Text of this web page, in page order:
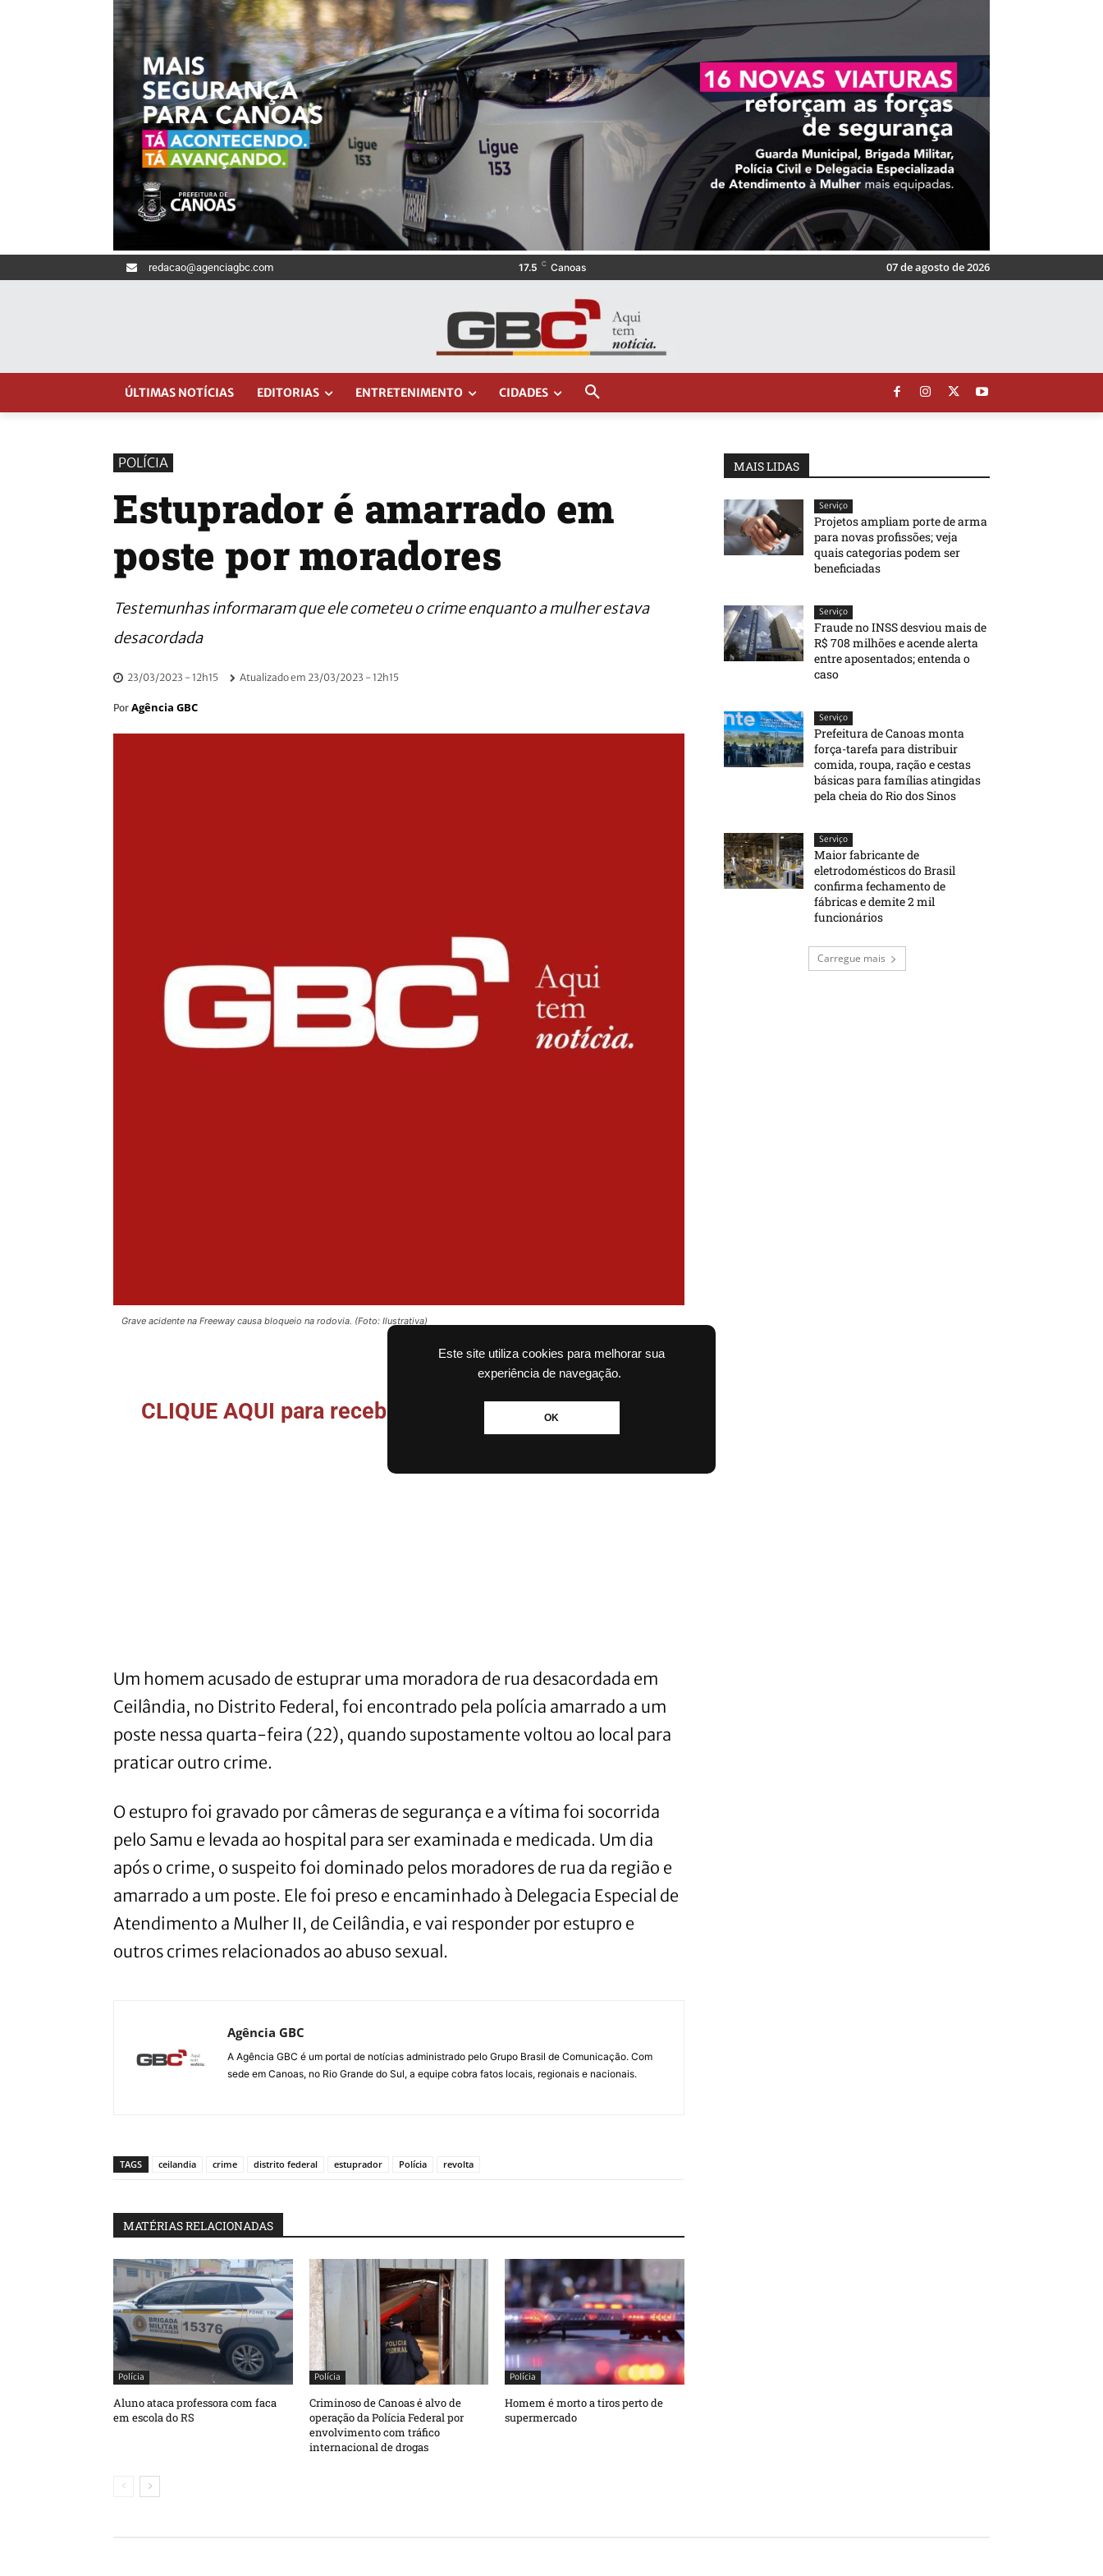
Este site utiliza cookies para melhorar sua
experiência de navegação.
OK
redacao@agenciagbc.com 17.5 C Canoas 07 de agosto de 2026
ÚLTIMAS NOTÍCIAS EDITORIAS ENTRETENIMENTO CIDADES
POLÍCIA
Estuprador é amarrado em
poste por moradores
Testemunhas informaram que ele cometeu o crime enquanto a mulher estava
desacordada
23/03/2023 - 12h15 Atualizado em 23/03/2023 - 12h15
Por Agência GBC
Grave acidente na Freeway causa bloqueio na rodovia. (Foto: Ilustrativa)
CLIQUE AQUI para receber as notícias no WhatsApp
Um homem acusado de estuprar uma moradora de rua desacordada em
Ceilândia, no Distrito Federal, foi encontrado pela polícia amarrado a um
poste nessa quarta-feira (22), quando supostamente voltou ao local para
praticar outro crime.
O estupro foi gravado por câmeras de segurança e a vítima foi socorrida
pelo Samu e levada ao hospital para ser examinada e medicada. Um dia
após o crime, o suspeito foi dominado pelos moradores de rua da região e
amarrado a um poste. Ele foi preso e encaminhado à Delegacia Especial de
Atendimento a Mulher II, de Ceilândia, e vai responder por estupro e
outros crimes relacionados ao abuso sexual.
Agência GBC
A Agência GBC é um portal de notícias administrado pelo Grupo Brasil de Comunicação. Com
sede em Canoas, no Rio Grande do Sul, a equipe cobra fatos locais, regionais e nacionais.
TAGS ceilandia crime distrito federal estuprador Polícia revolta
MATÉRIAS RELACIONADAS
Polícia
Aluno ataca professora com faca
em escola do RS
Polícia
Criminoso de Canoas é alvo de
operação da Polícia Federal por
envolvimento com tráfico
internacional de drogas
Polícia
Homem é morto a tiros perto de
supermercado
MAIS LIDAS
Serviço
Projetos ampliam porte de arma
para novas profissões; veja
quais categorias podem ser
beneficiadas
Serviço
Fraude no INSS desviou mais de
R$ 708 milhões e acende alerta
entre aposentados; entenda o
caso
Serviço
Prefeitura de Canoas monta
força-tarefa para distribuir
comida, roupa, ração e cestas
básicas para famílias atingidas
pela cheia do Rio dos Sinos
Serviço
Maior fabricante de
eletrodomésticos do Brasil
confirma fechamento de
fábricas e demite 2 mil
funcionários
Carregue mais